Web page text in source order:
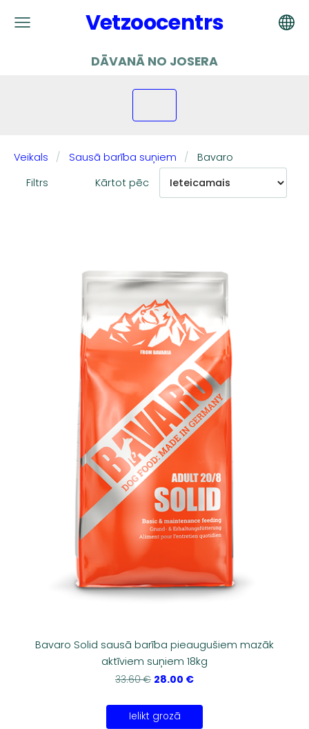
Vetzoocentrs
DĀVANĀ NO JOSERA
Veikals Sausā barība suņiem
Bavaro
Filtrs
Kārtot pēc
Bavaro Solid sausā barība pieaugušiem mazāk
aktīviem suņiem 18kg
33.60 € 28.00 €
Ielikt grozā